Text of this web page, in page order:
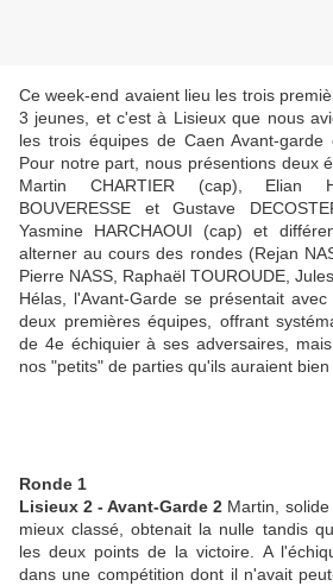
Ce week-end avaient lieu les trois
3 jeunes, et c'est à Lisieux que nous
les trois équipes de Caen Avant-garde
Pour notre part, nous présentions deux
Martin CHARTIER (cap), Elian
BOUVERESSE et Gustave
Yasmine HARCHAOUI (cap) et
alterner au cours des rondes (Rejan
Pierre NASS, Raphaël TOUROUDE,
Hélas, l'Avant-Garde se présentait
deux premières équipes, offrant
de 4e échiquier à ses adversaires,
nos "petits" de parties qu'ils auraient bien
Ronde 1
Lisieux 2 - Avant-Garde 2 Martin,
mieux classé, obtenait la nulle tandis
les deux points de la victoire. A
dans une compétition dont il n'avait